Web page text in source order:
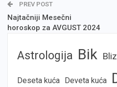
PREV POST
Najtačniji Mesečni
horoskop za AVGUST 2024
Astrologija Bik
Deseta kuća Deveta kuća